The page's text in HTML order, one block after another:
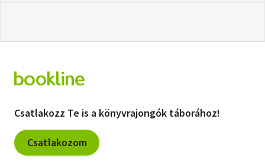
Csatlakozz Te is a könyvrajongók táborához!
Csatlakozom